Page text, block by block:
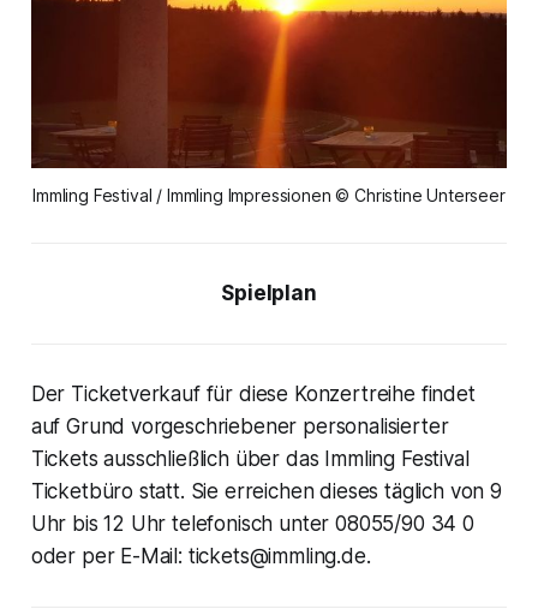
Immling Festival / Immling Impressionen © Christine Unterseer
Spielplan
Der Ticketverkauf für diese Konzertreihe findet
auf Grund vorgeschriebener personalisierter
Tickets ausschließlich über das Immling Festival
Ticketbüro statt. Sie erreichen dieses täglich von 9
Uhr bis 12 Uhr telefonisch unter 08055/90 34 0
oder per E-Mail: tickets@immling.de.